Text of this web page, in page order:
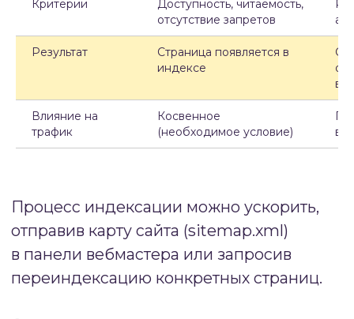
Критерии
Доступность, читаемость,
отсутствие запретов
Результат
Страница появляется в
индексе
Влияние на
трафик
Косвенное
(необходимое условие)
Доменные факторы
—
характеристики домена сайта:
наличие SSL-сертификата,
географическая привязка
Технические факторы—
параметры, влияющие
на доступность и скорость работы:
время загрузки, мобильная
и релевантность содержимого:
уникальность текста, наличие
ключевых слов, полнота
раскрытия темы, актуальность
Ссылочные факторы